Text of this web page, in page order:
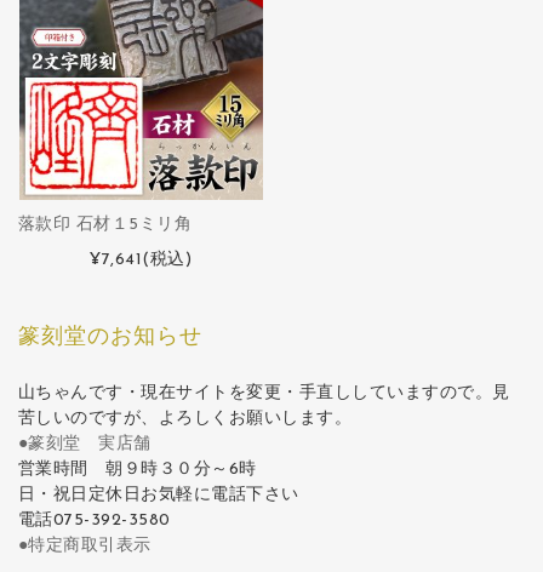
落款印 石材１5ミリ角
¥7,641 (税込)
篆刻堂のお知らせ
山ちゃんです・現在サイトを変更・手直ししていますので。見
苦しいのですが、よろしくお願いします。
●篆刻堂 実店舗
営業時間 朝９時３０分～6時
日・祝日定休日お気軽に電話下さい
電話075-392-3580
●特定商取引表示